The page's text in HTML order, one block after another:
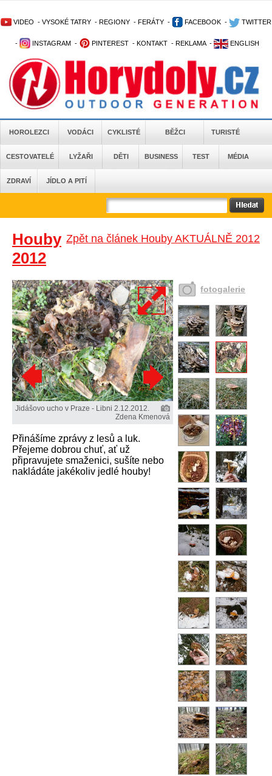
VIDEO - VYSOKÉ TATRY - REGIONY - FERÁTY - FACEBOOK - TWITTER
- INSTAGRAM - PINTEREST - KONTAKT - REKLAMA - ENGLISH
HOROLEZCI VODÁCI CYKLISTÉ BĚŽCI TURISTÉ
CESTOVATELÉ LYŽAŘI DĚTI BUSINESS TEST MÉDIA
ZDRAVÍ JÍDLO A PITÍ
Zpět na článek Houby AKTUÁLNĚ 2012
Houby
2012
Jidášovo ucho v Praze - Libni 2.12.2012.
Zdena Kmenová
Přinášíme zprávy z lesů a luk.
Přejeme dobrou chuť, ať už
připravujete smaženici, sušíte nebo
nakládáte jakékoliv jedlé houby!
fotogalerie